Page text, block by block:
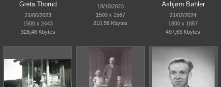
Greta Thorud
21/06/2023
1500 x 2443
328,48 Kbytes
18/10/2023
1500 x 1567
210,56 Kbytes
Asbjørn Bøhler
21/02/2024
1800 x 1857
497,63 Kbytes